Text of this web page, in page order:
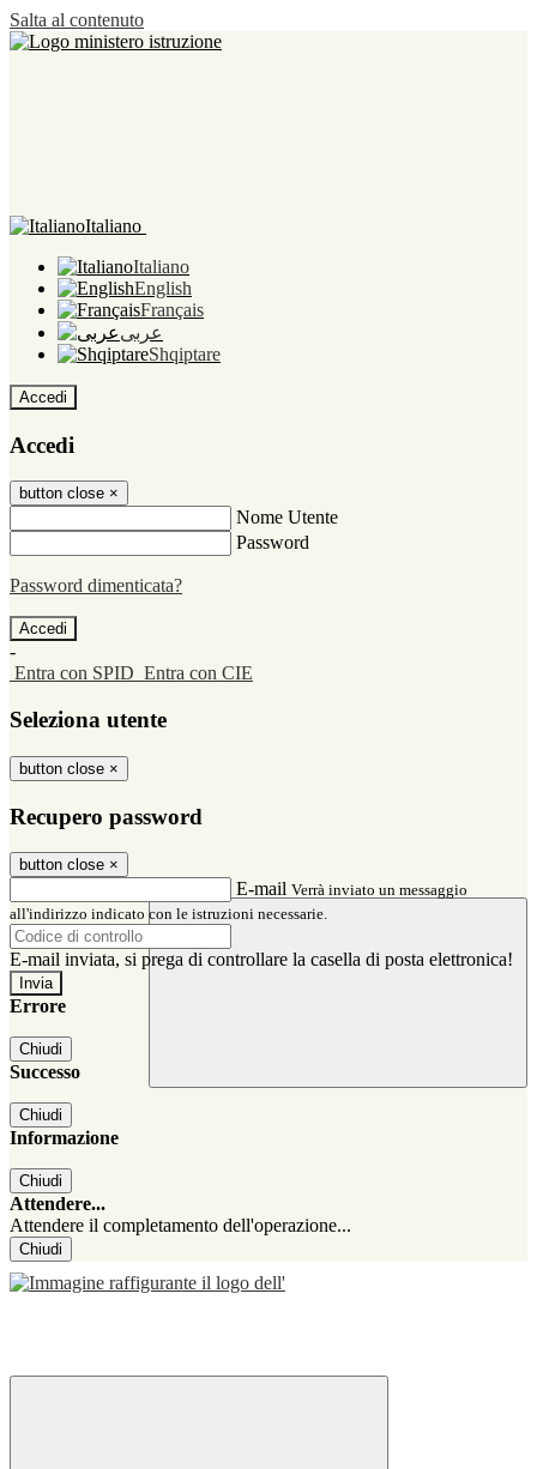
Salta al contenuto
Italiano
Italiano
English
Français
عربى
Shqiptare
Accedi
Accedi
button close ×
Nome Utente
Password
Password dimenticata?
-
Entra con SPID Entra con CIE
Seleziona utente
button close ×
Recupero password
button close ×
E-mail Verrà inviato un messaggio
all'indirizzo indicato con le istruzioni necessarie.
E-mail inviata, si prega di controllare la casella di posta elettronica!
Errore
Chiudi
Successo
Chiudi
Informazione
Chiudi
Attendere...
Attendere il completamento dell'operazione...
Chiudi